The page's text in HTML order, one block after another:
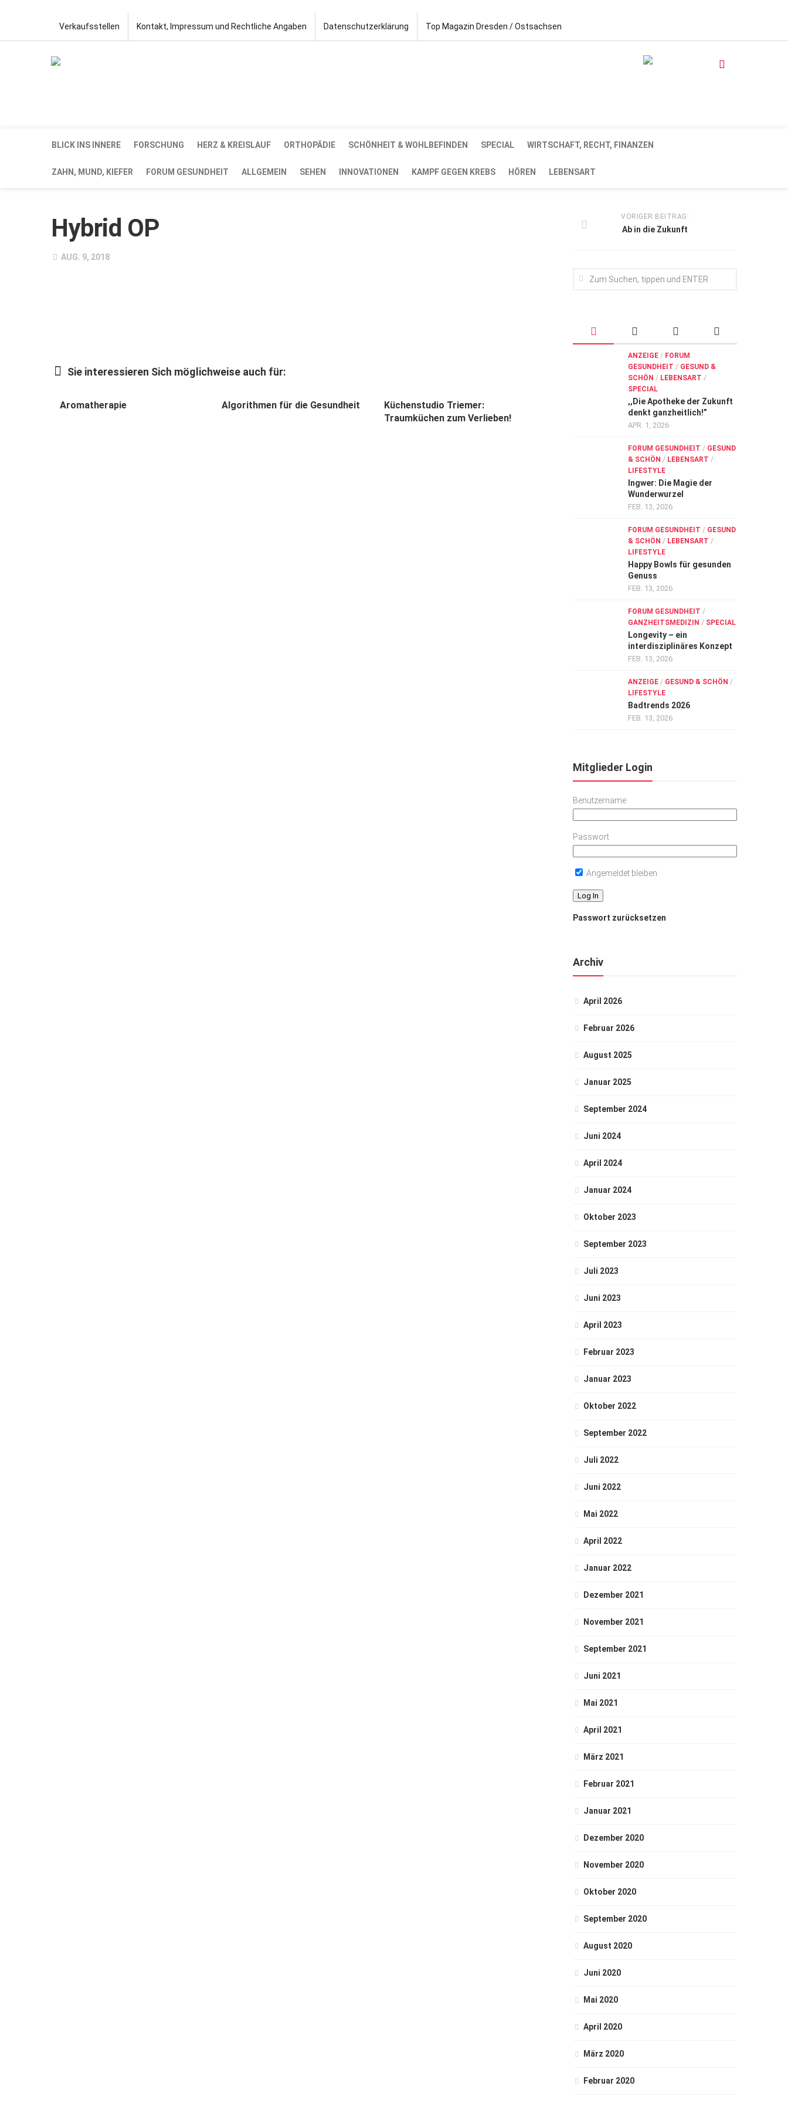
Verkaufsstellen Kontakt, Impressum und Rechtliche Angaben Datenschutzerklärung Top Magazin Dresden / Ostsachsen
BLICK INS INNERE FORSCHUNG HERZ & KREISLAUF ORTHOPÄDIE SCHÖNHEIT & WOHLBEFINDEN SPECIAL WIRTSCHAFT, RECHT, FINANZEN
ZAHN, MUND, KIEFER FORUM GESUNDHEIT ALLGEMEIN SEHEN INNOVATIONEN KAMPF GEGEN KREBS HÖREN LEBENSART
Hybrid OP
AUG. 9, 2018
Sie interessieren Sich möglichweise auch für:
Aromatherapie Algorithmen für die Gesundheit
Küchenstudio Triemer:
Traumküchen zum Verlieben!
VORIGER BEITRAG:
Ab in die Zukunft
ANZEIGE / FORUM
GESUNDHEIT / GESUND &
SCHÖN / LEBENSART /
SPECIAL
,,Die Apotheke der Zukunft
denkt ganzheitlich!”
APR. 1, 2026
FORUM GESUNDHEIT / GESUND
& SCHÖN / LEBENSART /
LIFESTYLE
Ingwer: Die Magie der
Wunderwurzel
FEB. 13, 2026
FORUM GESUNDHEIT / GESUND
& SCHÖN / LEBENSART /
LIFESTYLE
Happy Bowls für gesunden
Genuss
FEB. 13, 2026
FORUM GESUNDHEIT /
GANZHEITSMEDIZIN / SPECIAL
Longevity – ein
interdisziplinäres Konzept
FEB. 13, 2026
ANZEIGE / GESUND & SCHÖN /
LIFESTYLE
Badtrends 2026
FEB. 13, 2026
Mitglieder Login
Benutzername
Passwort
Angemeldet bleiben
Passwort zurücksetzen
Archiv
April 2026
Februar 2026
August 2025
Januar 2025
September 2024
Juni 2024
April 2024
Januar 2024
Oktober 2023
September 2023
Juli 2023
Juni 2023
April 2023
Februar 2023
Januar 2023
Oktober 2022
September 2022
Juli 2022
Juni 2022
Mai 2022
April 2022
Januar 2022
Dezember 2021
November 2021
September 2021
Juni 2021
Mai 2021
April 2021
März 2021
Februar 2021
Januar 2021
Dezember 2020
November 2020
Oktober 2020
September 2020
August 2020
Juni 2020
Mai 2020
April 2020
März 2020
Februar 2020